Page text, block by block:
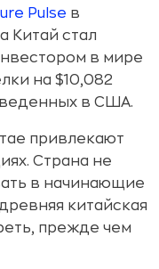
Pulse в
Китай стал
в мире
на $10,082
в США.
привлекают
Страна не
в начинающие
китайская
прежде чем